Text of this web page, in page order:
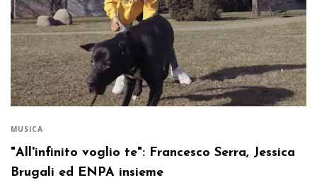
MUSICA
"All'infinito voglio te": Francesco Serra, Jessica
Brugali ed ENPA insieme